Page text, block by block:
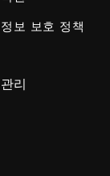
보 보호 정책
리